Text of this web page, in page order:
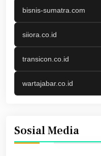
bisnis-sumatra.com
siiora.co.id
transicon.co.id
wartajabar.co.id
Sosial Media